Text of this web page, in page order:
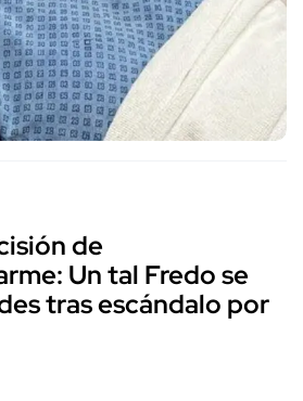
de
Un tal Fredo se
tras escándalo por